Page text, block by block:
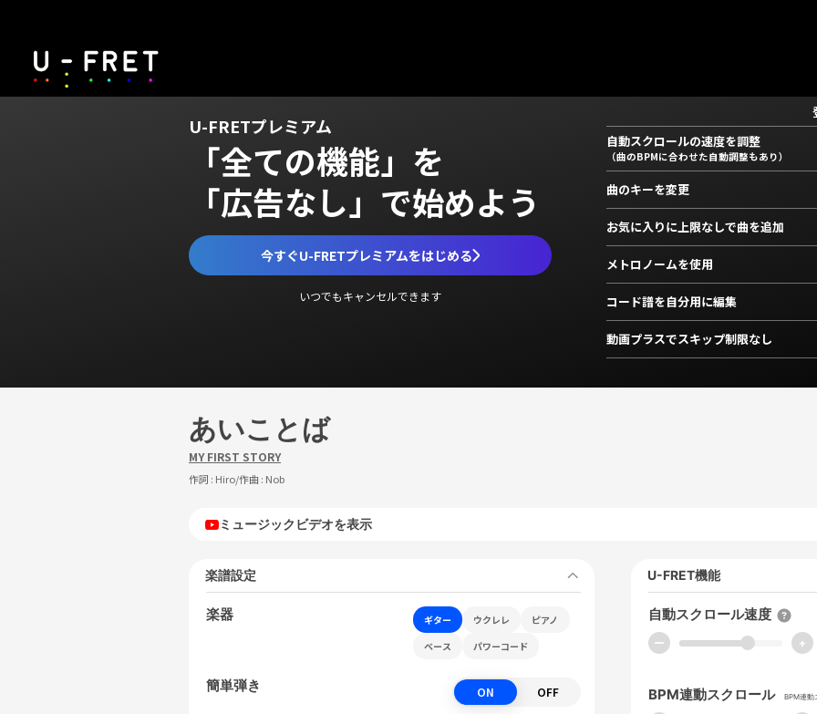
U-FRETプレミアム
「全ての機能」を
「広告なし」で始めよう
今すぐU-FRETプレミアムをはじめる
いつでもキャンセルできます
自動スクロールの速度を調整
（曲のBPMに合わせた自動調整もあり）
曲のキーを変更
お気に入りに上限なしで曲を追加
メトロノームを使用
コード譜を自分用に編集
動画プラスでスキップ制限なし
あいことば
MY FIRST STORY
作詞 : Hiro/作曲 : Nob
ミュージックビデオを表示
楽譜設定
楽器 ギター ウクレレ
ピアノ
ベース
パワーコード
簡単弾き ON OFF
U-FRET機能
自動スクロール速度
ー +
BPM連動スクロール BPM連動